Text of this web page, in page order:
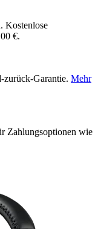
Kostenlose
€.
zurück-Garantie. Mehr
Zahlungsoptionen wie